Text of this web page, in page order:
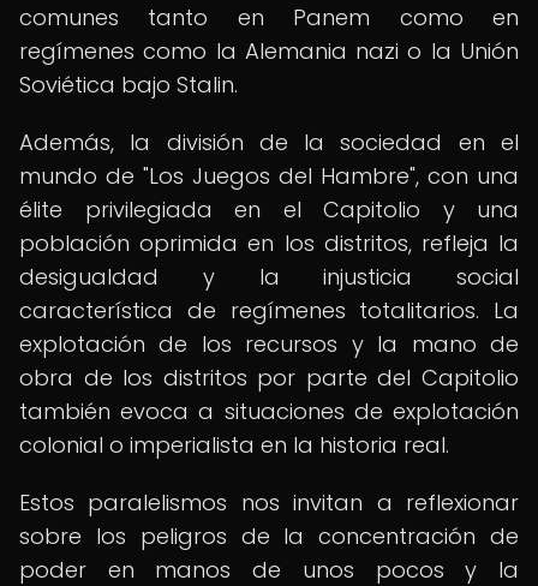
comunes tanto en Panem como en
regímenes como la Alemania nazi o la Unión
Soviética bajo Stalin.
Además, la división de la sociedad en el
mundo de "Los Juegos del Hambre", con una
élite privilegiada en el Capitolio y una
población oprimida en los distritos, refleja la
desigualdad y la injusticia social
característica de regímenes totalitarios. La
explotación de los recursos y la mano de
obra de los distritos por parte del Capitolio
también evoca a situaciones de explotación
colonial o imperialista en la historia real.
Estos paralelismos nos invitan a reflexionar
sobre los peligros de la concentración de
poder en manos de unos pocos y la